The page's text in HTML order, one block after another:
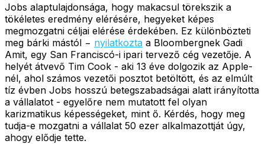
Jobs alaptulajdonsága, hogy makacsul törekszik a
tökéletes eredmény elérésére, hegyeket képes
megmozgatni céljai elérése érdekében. Ez különbözteti
meg bárki mástól − nyilatkozta a Bloombergnek Gadi
Amit, egy San Franciscó-i ipari tervező cég vezetője. A
helyét átvevő Tim Cook - aki 13 éve dolgozik az Apple-
nél, ahol számos vezetői posztot betöltött, és az elmúlt
tíz évben Jobs hosszú betegszabadságai alatt irányította
a vállalatot - egyelőre nem mutatott fel olyan
karizmatikus képességeket, mint ő. Kérdés, hogy meg
tudja-e mozgatni a vállalat 50 ezer alkalmazottját úgy,
ahogy elődje tette.